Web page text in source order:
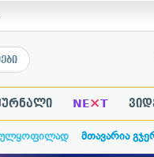
NE×T
მთავარია